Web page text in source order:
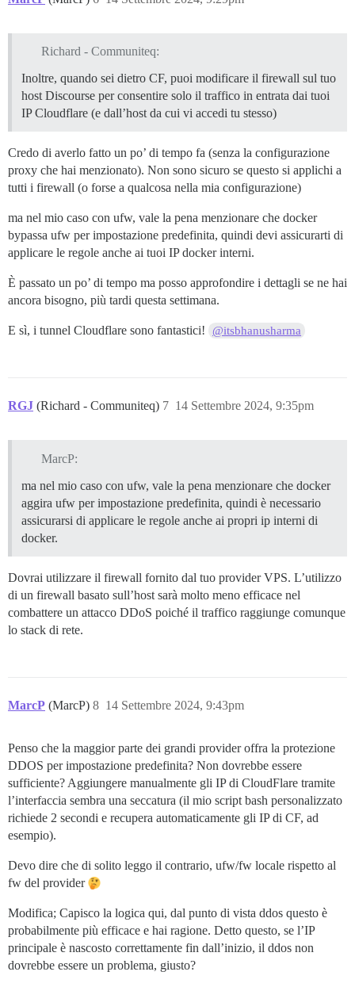
Richard - Communiteq:
Inoltre, quando sei dietro CF, puoi modificare il firewall sul tuo
host Discourse per consentire solo il traffico in entrata dai tuoi
IP Cloudflare (e dall’host da cui vi accedi tu stesso)
Credo di averlo fatto un po’ di tempo fa (senza la configurazione
proxy che hai menzionato). Non sono sicuro se questo si applichi a
tutti i firewall (o forse a qualcosa nella mia configurazione)
ma nel mio caso con ufw, vale la pena menzionare che docker
bypassa ufw per impostazione predefinita, quindi devi assicurarti di
applicare le regole anche ai tuoi IP docker interni.
È passato un po’ di tempo ma posso approfondire i dettagli se ne hai
ancora bisogno, più tardi questa settimana.
E sì, i tunnel Cloudflare sono fantastici! @itsbhanusharma
RGJ (Richard - Communiteq) 14 Settembre 2024, 9:35pm
7
MarcP:
ma nel mio caso con ufw, vale la pena menzionare che docker
aggira ufw per impostazione predefinita, quindi è necessario
assicurarsi di applicare le regole anche ai propri ip interni di
docker.
Dovrai utilizzare il firewall fornito dal tuo provider VPS. L’utilizzo
di un firewall basato sull’host sarà molto meno efficace nel
combattere un attacco DDoS poiché il traffico raggiunge comunque
lo stack di rete.
MarcP (MarcP) 14 Settembre 2024, 9:43pm
8
Penso che la maggior parte dei grandi provider offra la protezione
DDOS per impostazione predefinita? Non dovrebbe essere
sufficiente? Aggiungere manualmente gli IP di CloudFlare tramite
l’interfaccia sembra una seccatura (il mio script bash personalizzato
richiede 2 secondi e recupera automaticamente gli IP di CF, ad
esempio).
Devo dire che di solito leggo il contrario, ufw/fw locale rispetto al
fw del provider
Modifica; Capisco la logica qui, dal punto di vista ddos questo è
probabilmente più efficace e hai ragione. Detto questo, se l’IP
principale è nascosto correttamente fin dall’inizio, il ddos non
dovrebbe essere un problema, giusto?